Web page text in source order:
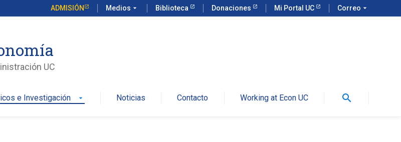
ADMISIÓN Medios arrow_drop_down Biblioteca Donaciones Mi Portal UC Correo arrow_drop_down
UC
e Investigación arrow_drop_down Noticias Contacto Working at Econ UC search